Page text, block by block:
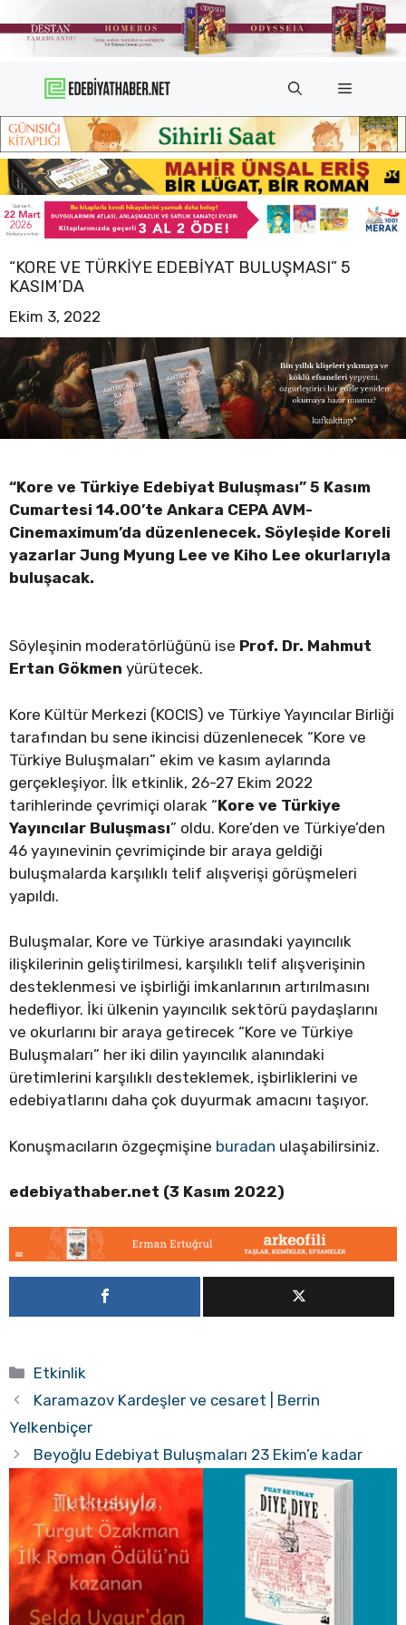
atla
Menü
“KORE VE TÜRKIYE EDEBIYAT BULUŞMASI” 5
KASIM’DA
Ekim 3, 2022
“Kore ve Türkiye Edebiyat Buluşması” 5 Kasım
Cumartesi 14.00’te Ankara CEPA AVM-
Cinemaximum’da düzenlenecek. Söyleşide Koreli
yazarlar Jung Myung Lee ve Kiho Lee okurlarıyla
buluşacak.
Söyleşinin moderatörlüğünü ise Prof. Dr. Mahmut
Ertan Gökmen yürütecek.
Kore Kültür Merkezi (KOCIS) ve Türkiye Yayıncılar Birliği
tarafından bu sene ikincisi düzenlenecek “Kore ve
Türkiye Buluşmaları” ekim ve kasım aylarında
gerçekleşiyor. İlk etkinlik, 26-27 Ekim 2022
tarihlerinde çevrimiçi olarak “Kore ve Türkiye
Yayıncılar Buluşması” oldu. Kore’den ve Türkiye’den
46 yayınevinin çevrimiçinde bir araya geldiği
buluşmalarda karşılıklı telif alışverişi görüşmeleri
yapıldı.
Buluşmalar, Kore ve Türkiye arasındaki yayıncılık
ilişkilerinin geliştirilmesi, karşılıklı telif alışverişinin
desteklenmesi ve işbirliği imkanlarının artırılmasını
hedefliyor. İki ülkenin yayıncılık sektörü paydaşlarını
ve okurlarını bir araya getirecek “Kore ve Türkiye
Buluşmaları” her iki dilin yayıncılık alanındaki
üretimlerini karşılıklı desteklemek, işbirliklerini ve
edebiyatlarını daha çok duyurmak amacını taşıyor.
Konuşmacıların özgeçmişine buradan ulaşabilirsiniz.
edebiyathaber.net (3 Kasım 2022)
Kategoriler
Etkinlik
Karamazov Kardeşler ve cesaret | Berrin
Yelkenbiçer
Beyoğlu Edebiyat Buluşmaları 23 Ekim’e kadar